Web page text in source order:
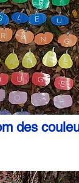
des